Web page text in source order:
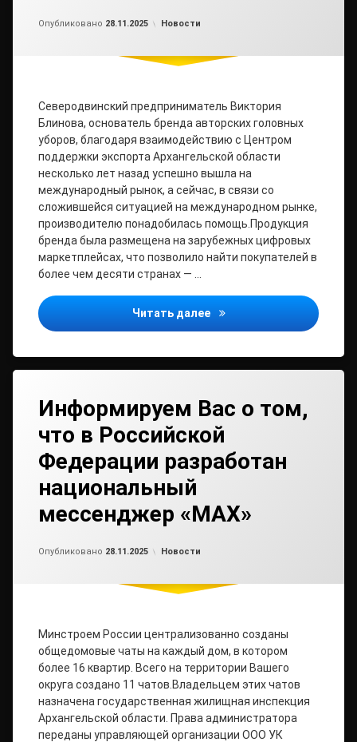
Опубликовано 28.11.2025 Рубрики:
Новости
Северодвинский предприниматель Виктория
Блинова, основатель бренда авторских головных
уборов, благодаря взаимодействию с Центром
поддержки экспорта Архангельской области
несколько лет назад успешно вышла на
международный рынок, а сейчас, в связи со
сложившейся ситуацией на международном рынке,
производителю понадобилась помощь.Продукция
бренда была размещена на зарубежных цифровых
маркетплейсах, что позволило найти покупателей в
более чем десяти странах — …
Читать далее Экспортный путь
Информируем Вас о том,
что в Российской
Федерации разработан
национальный
мессенджер «МАХ»
Опубликовано 28.11.2025 Рубрики:
Новости
Минстроем России централизованно созданы
общедомовые чаты на каждый дом, в котором
более 16 квартир. Всего на территории Вашего
округа создано 11 чатов.Владельцем этих чатов
назначена государственная жилищная инспекция
Архангельской области. Права администратора
переданы управляющей организации ООО УК